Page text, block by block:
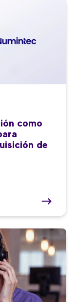
como
de